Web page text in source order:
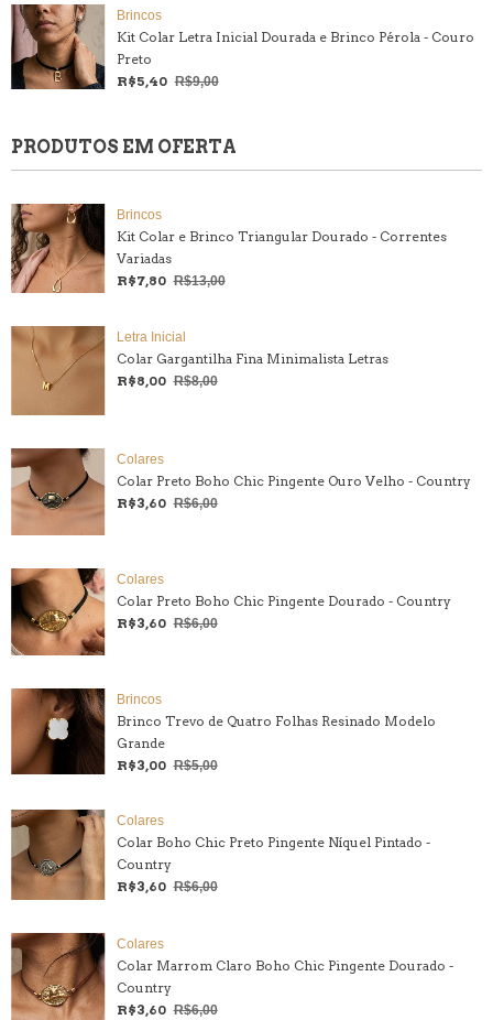
Brincos
Kit Colar Letra Inicial Dourada e Brinco Pérola - Couro
Preto
R$5,40 R$9,00
PRODUTOS EM OFERTA
Brincos
Kit Colar e Brinco Triangular Dourado - Correntes
Variadas
R$7,80 R$13,00
Letra Inicial
Colar Gargantilha Fina Minimalista Letras
R$8,00 R$8,00
Colares
Colar Preto Boho Chic Pingente Ouro Velho - Country
R$3,60 R$6,00
Colares
Colar Preto Boho Chic Pingente Dourado - Country
R$3,60 R$6,00
Brincos
Brinco Trevo de Quatro Folhas Resinado Modelo
Grande
R$3,00 R$5,00
Colares
Colar Boho Chic Preto Pingente Níquel Pintado -
Country
R$3,60 R$6,00
Colares
Colar Marrom Claro Boho Chic Pingente Dourado -
Country
R$3,60 R$6,00